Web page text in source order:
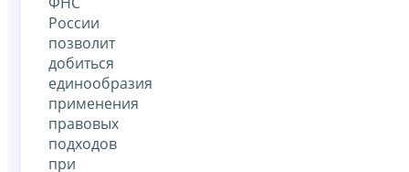
России
позволит
добиться
единообразия
применения
правовых
подходов
при